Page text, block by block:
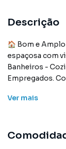
Descrição
🏠 Bom e
espaçosa com
Banheiros - Cozinha Ampla -
Empregados.
🌃 Condomínio
Ver mais